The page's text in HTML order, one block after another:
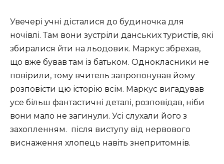
Увечері учні дісталися до будиночка для
ночівлі. Там вони зустріли данських туристів, які
збиралися йти на льодовик. Маркус збрехав,
що вже бував там із батьком. Однокласники не
повірили, тому вчитель запропонував йому
розповісти цю історію всім. Маркус вигадував
усе більш фантастичні деталі, розповідав, ніби
вони мало не загинули. Усі слухали його з
захопленням. після виступу від нервового
виснаження хлопець навіть знепритомнів.